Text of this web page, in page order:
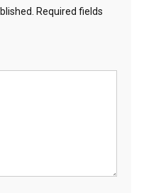
Required fields